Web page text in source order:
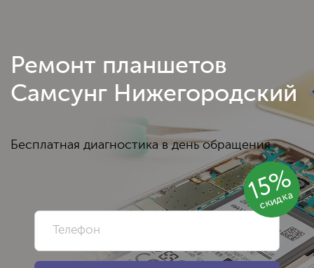
15%
скидка
Ремонт планшетов
Самсунг Нижегородский
Бесплатная диагностика в день обращения